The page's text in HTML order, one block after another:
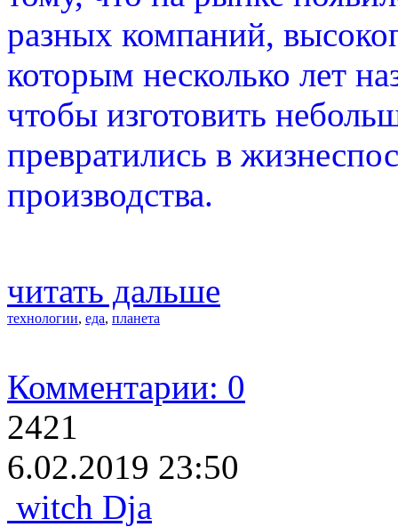
разных компаний,
которым несколько лет
чтобы изготовить
превратились в
производства.
читать дальше
технологии, еда, планета
Комментарии: 0
2421
6.02.2019 23:50
witch Dja